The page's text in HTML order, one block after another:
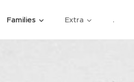
Families Extra .